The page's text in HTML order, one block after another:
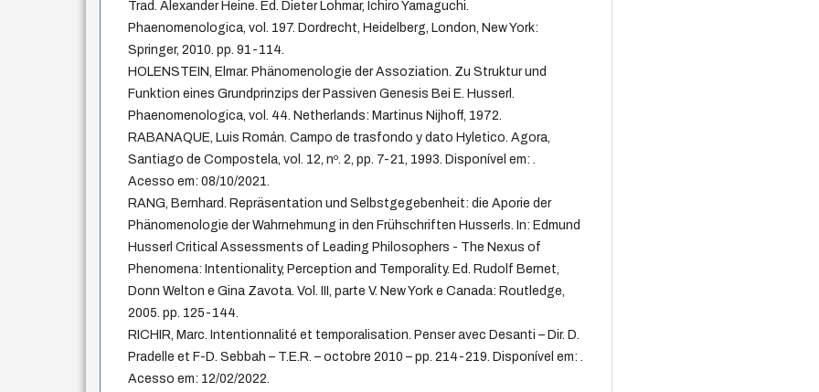
Trad. Alexander Heine. Ed. Dieter Lohmar, Ichiro Yamaguchi.
Phaenomenologica, vol. 197. Dordrecht, Heidelberg, London, New York:
Springer, 2010. pp. 91-114.
HOLENSTEIN, Elmar. Phänomenologie der Assoziation. Zu Struktur und
Funktion eines Grundprinzips der Passiven Genesis Bei E. Husserl.
Phaenomenologica, vol. 44. Netherlands: Martinus Nijhoff, 1972.
RABANAQUE, Luis Román. Campo de trasfondo y dato Hyletico. Agora,
Santiago de Compostela, vol. 12, nº. 2, pp. 7-21, 1993. Disponível em: .
Acesso em: 08/10/2021.
RANG, Bernhard. Repräsentation und Selbstgegebenheit: die Aporie der
Phänomenologie der Wahrnehmung in den Frühschriften Husserls. In: Edmund
Husserl Critical Assessments of Leading Philosophers - The Nexus of
Phenomena: Intentionality, Perception and Temporality. Ed. Rudolf Bernet,
Donn Welton e Gina Zavota. Vol. III, parte V. New York e Canada: Routledge,
2005. pp. 125-144.
RICHIR, Marc. Intentionnalité et temporalisation. Penser avec Desanti – Dir. D.
Pradelle et F-D. Sebbah – T.E.R. – octobre 2010 – pp. 214-219. Disponível em: .
Acesso em: 12/02/2022.